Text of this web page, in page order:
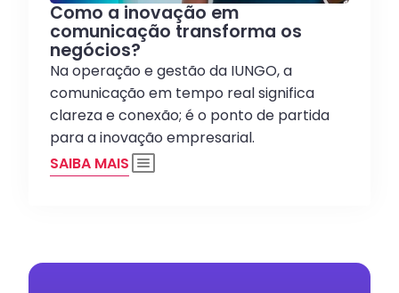
Como a inovação em
comunicação transforma os
negócios?
Na operação e gestão da IUNGO, a
comunicação em tempo real significa
clareza e conexão; é o ponto de partida
para a inovação empresarial.
SAIBA MAIS